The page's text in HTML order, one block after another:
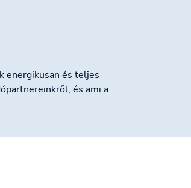
energikusan és teljes
és ami a